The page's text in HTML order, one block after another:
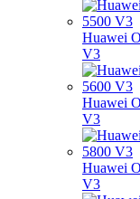
Huawei
V3
Huawei
V3
Huawei
V3